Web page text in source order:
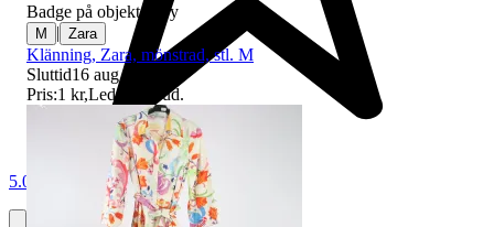
5.0
Badge på objektet: Ny
M | Zara
Klänning, Zara, mönstrad, stl. M
Sluttid16 aug 21:07
Pris:1 kr,Ledande bud.